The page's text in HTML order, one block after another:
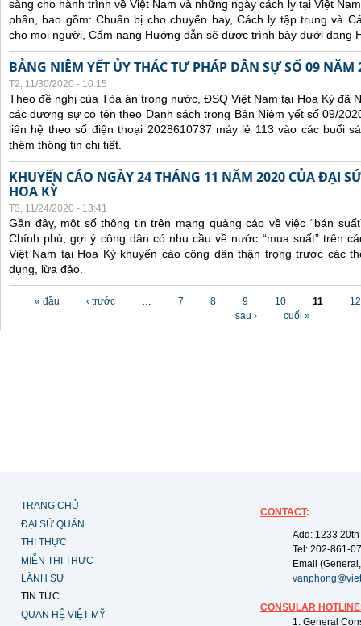
sàng cho hành trình về Việt Nam và những ngày cách ly tại Việt
phần, bao gồm: Chuẩn bị cho chuyến bay, Cách ly tập trung và
cho mọi người, Cẩm nang Hướng dẫn sẽ được trình bày dưới dạng
BẢNG NIÊM YẾT ỦY THÁC TƯ PHÁP DÂN SỰ SỐ 09 NĂM
T2, 11/30/2020 - 10:15
Theo đề nghị của Tòa án trong nước, ĐSQ Việt Nam tại Hoa Kỳ đã
các đương sự có tên theo Danh sách trong Bản Niêm yết số 09/
liên hệ theo số điện thoại 2028610737 máy lẻ 113 vào các buổi
thêm thông tin chi tiết.
KHUYẾN CÁO NGÀY 24 THÁNG 11 NĂM 2020 CỦA ĐẠI
HOA KỲ
T3, 11/24/2020 - 13:41
Gần đây, một số thông tin trên mạng quảng cáo về việc “bán
Chính phủ, gợi ý công dân có nhu cầu về nước “mua suất” trên
Việt Nam tại Hoa Kỳ khuyến cáo công dân thận trọng trước các
dụng, lừa đảo.
Các trang
« đầu ‹ trước … 7 8 9 10 11
12
sau ›
cuối »
TRANG CHỦ
ĐẠI SỨ QUÁN
THỊ THỰC
MIỄN THỊ THỰC
LÃNH SỰ
TIN TỨC
QUAN HỆ VIỆT MỸ
CONTACT:
Add: 1233
Tel: 202-861-
Email
CONSULAR
1. General